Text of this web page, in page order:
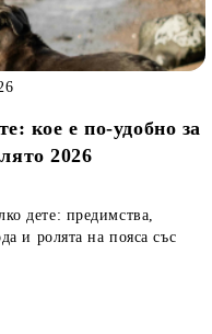
кое е по-удобно за
2026
дете: предимства,
и ролята на пояса със